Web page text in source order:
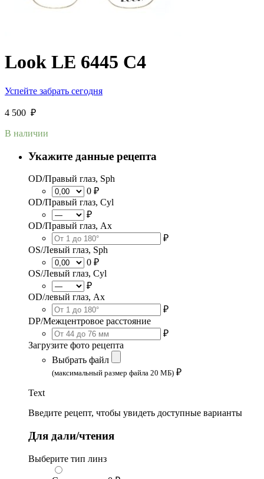
Look LE 6445 C4
Успейте забрать сегодня
4 500 ₽
В наличии
Укажите данные рецепта
OD/Правый глаз, Sph
0 ₽
OD/Правый глаз, Cyl
₽
OD/Правый глаз, Ax
₽
OS/Левый глаз, Sph
0 ₽
OS/Левый глаз, Cyl
₽
OD/левый глаз, Ax
₽
DP/Межцентровое расстояние
₽
Загрузите фото рецепта
Выбрать файл
(максимальный размер файла 20 МБ) ₽
Text
Введите рецепт, чтобы увидеть доступные варианты
Для дали/чтения
Выберите тип линз